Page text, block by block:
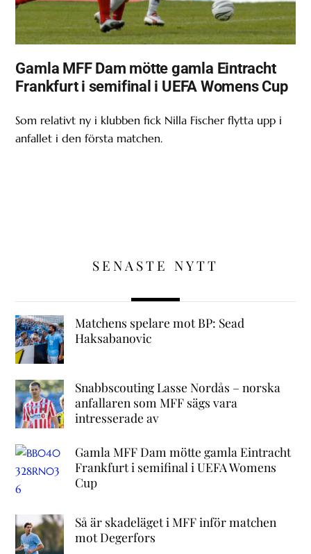
Gamla MFF Dam mötte gamla Eintracht
Frankfurt i semifinal i UEFA Womens Cup
Som relativt ny i klubben fick Nilla Fischer flytta upp i
anfallet i den första matchen.
SENASTE NYTT
Matchens spelare mot BP: Sead
Haksabanovic
Snabbscouting Lasse Nordås – norska
anfallaren som MFF sägs vara
intresserade av
Gamla MFF Dam mötte gamla Eintracht
Frankfurt i semifinal i UEFA Womens
Cup
Så är skadeläget i MFF inför matchen
mot Degerfors